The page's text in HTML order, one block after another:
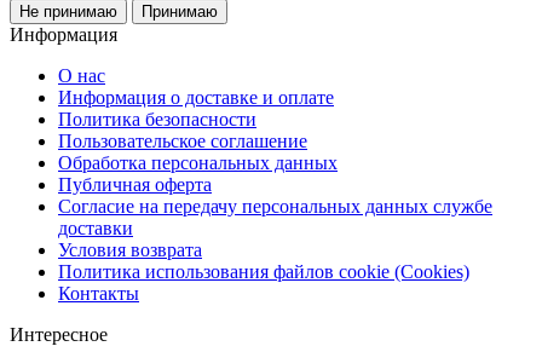
Не принимаю Принимаю
Информация
О нас
Информация о доставке и оплате
Политика безопасности
Пользовательское соглашение
Обработка персональных данных
Публичная оферта
Согласие на передачу персональных данных службе
доставки
Условия возврата
Политика использования файлов cookie (Cookies)
Контакты
Интересное